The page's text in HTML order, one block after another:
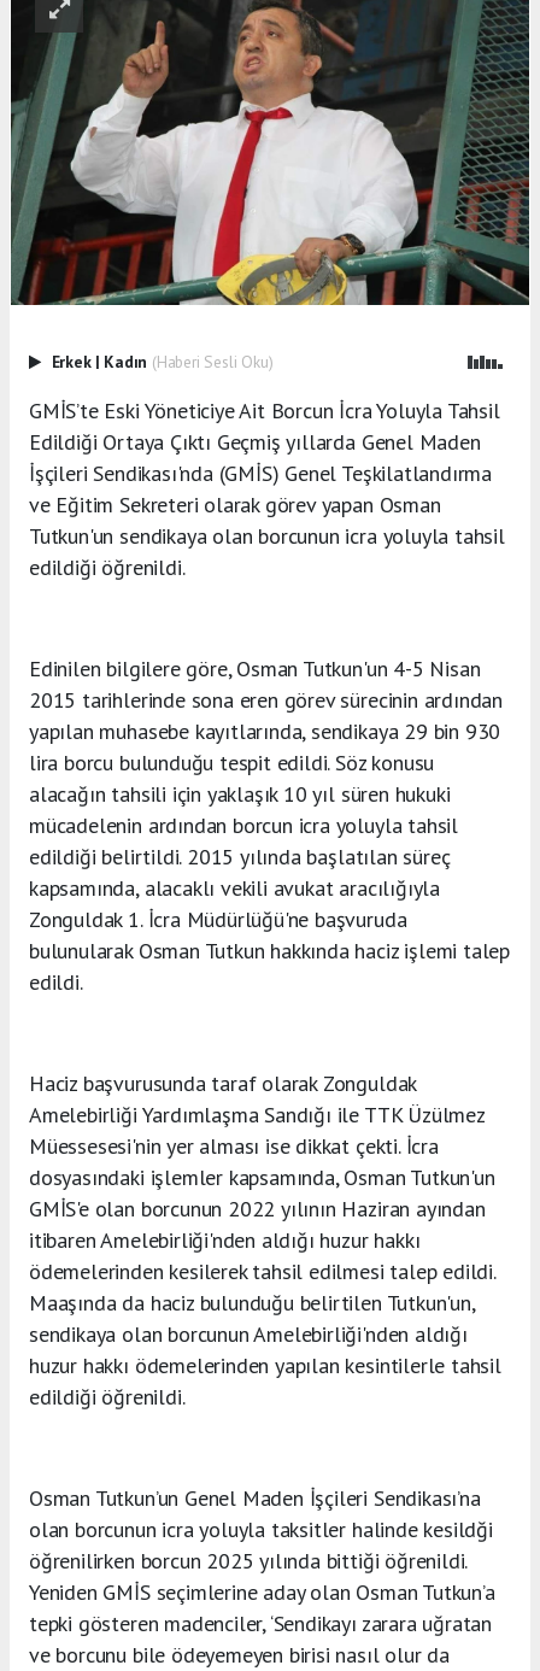
Erkek | Kadın (Haberi Sesli Oku)
GMİS’te Eski Yöneticiye Ait Borcun İcra Yoluyla Tahsil
Edildiği Ortaya Çıktı Geçmiş yıllarda Genel Maden
İşçileri Sendikası'nda (GMİS) Genel Teşkilatlandırma
ve Eğitim Sekreteri olarak görev yapan Osman
Tutkun'un sendikaya olan borcunun icra yoluyla tahsil
edildiği öğrenildi.
Edinilen bilgilere göre, Osman Tutkun'un 4-5 Nisan
2015 tarihlerinde sona eren görev sürecinin ardından
yapılan muhasebe kayıtlarında, sendikaya 29 bin 930
lira borcu bulunduğu tespit edildi. Söz konusu
alacağın tahsili için yaklaşık 10 yıl süren hukuki
mücadelenin ardından borcun icra yoluyla tahsil
edildiği belirtildi. 2015 yılında başlatılan süreç
kapsamında, alacaklı vekili avukat aracılığıyla
Zonguldak 1. İcra Müdürlüğü'ne başvuruda
bulunularak Osman Tutkun hakkında haciz işlemi talep
edildi.
Haciz başvurusunda taraf olarak Zonguldak
Amelebirliği Yardımlaşma Sandığı ile TTK Üzülmez
Müessesesi'nin yer alması ise dikkat çekti. İcra
dosyasındaki işlemler kapsamında, Osman Tutkun'un
GMİS'e olan borcunun 2022 yılının Haziran ayından
itibaren Amelebirliği'nden aldığı huzur hakkı
ödemelerinden kesilerek tahsil edilmesi talep edildi.
Maaşında da haciz bulunduğu belirtilen Tutkun'un,
sendikaya olan borcunun Amelebirliği'nden aldığı
huzur hakkı ödemelerinden yapılan kesintilerle tahsil
edildiği öğrenildi.
Osman Tutkun’un Genel Maden İşçileri Sendikası’na
olan borcunun icra yoluyla taksitler halinde kesildği
öğrenilirken borcun 2025 yılında bittiği öğrenildi.
Yeniden GMİS seçimlerine aday olan Osman Tutkun’a
tepki gösteren madenciler, ‘Sendikayı zarara uğratan
ve borcunu bile ödeyemeyen birisi nasıl olur da